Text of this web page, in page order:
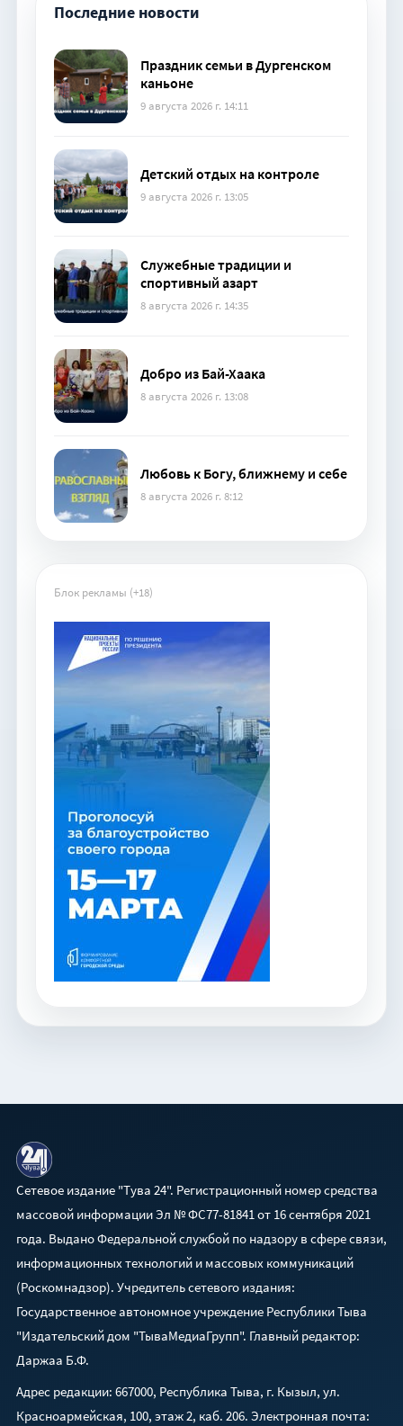
Последние новости
Праздник семьи в Дургенском
каньоне
9 августа 2026 г. 14:11
Детский отдых на контроле
9 августа 2026 г. 13:05
Служебные традиции и
спортивный азарт
8 августа 2026 г. 14:35
Добро из Бай-Хаака
8 августа 2026 г. 13:08
Любовь к Богу, ближнему и себе
8 августа 2026 г. 8:12
Блок рекламы (+18)
Сетевое издание "Тува 24". Регистрационный номер средства
массовой информации Эл № ФС77-81841 от 16 сентября 2021
года. Выдано Федеральной службой по надзору в сфере связи,
информационных технологий и массовых коммуникаций
(Роскомнадзор). Учредитель сетевого издания:
Государственное автономное учреждение Республики Тыва
"Издательский дом "ТываМедиаГрупп". Главный редактор:
Даржаа Б.Ф.
Адрес редакции: 667000, Республика Тыва, г. Кызыл, ул.
Красноармейская, 100, этаж 2, каб. 206. Электронная почта: